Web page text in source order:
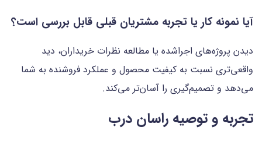
آیا نمونه کار یا تجربه مشتریان قبلی قابل بررسی است؟
دیدن پروژه‌های اجراشده یا مطالعه نظرات خریداران، دید
واقعی‌تری نسبت به کیفیت محصول و عملکرد فروشنده به شما
می‌دهد و تصمیم‌گیری را آسان‌تر می‌کند.
تجربه و توصیه راسان درب